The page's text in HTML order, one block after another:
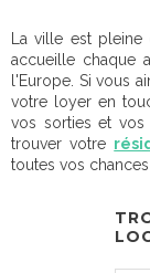
La ville est
accueille chaque
l'Europe. Si vous
votre loyer en
vos sorties et
trouver votre
toutes vos